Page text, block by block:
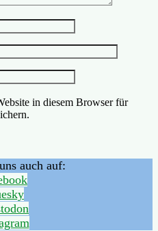
in diesem Browser für
auch auf: